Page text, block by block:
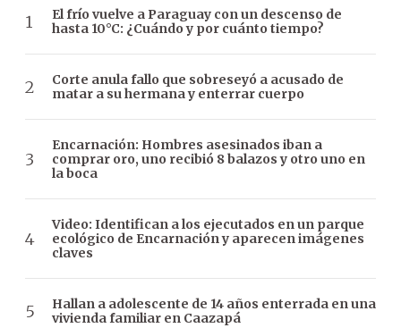
El frío vuelve a Paraguay con un descenso de
hasta 10°C: ¿Cuándo y por cuánto tiempo?
Corte anula fallo que sobreseyó a acusado de
matar a su hermana y enterrar cuerpo
Encarnación: Hombres asesinados iban a
comprar oro, uno recibió 8 balazos y otro uno en
la boca
Video: Identifican a los ejecutados en un parque
ecológico de Encarnación y aparecen imágenes
claves
Hallan a adolescente de 14 años enterrada en una
vivienda familiar en Caazapá